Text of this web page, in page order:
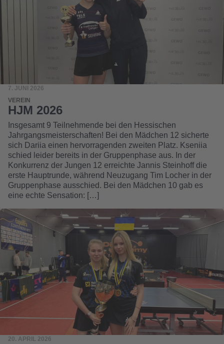
7. JUNI 2026
VEREIN
HJM 2026
Insgesamt 9 Teilnehmende bei den Hessischen
Jahrgangsmeisterschaften! Bei den Mädchen 12 sicherte
sich Dariia einen hervorragenden zweiten Platz. Kseniia
schied leider bereits in der Gruppenphase aus. In der
Konkurrenz der Jungen 12 erreichte Jannis Steinhoff die
erste Hauptrunde, während Neuzugang Tim Locher in der
Gruppenphase ausschied. Bei den Mädchen 10 gab es
eine echte Sensation: […]
20. APRIL 2026